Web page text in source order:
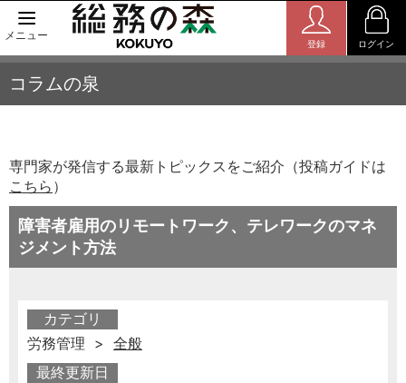
メニュー
登録 ログイン
コラムの泉
専門家が発信する最新トピックスをご紹介（投稿ガイドは
こちら ）
障害者雇用のリモートワーク、テレワークのマネ
ジメント方法
カテゴリ
労務管理 > 全般
最終更新日